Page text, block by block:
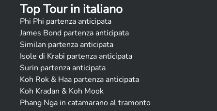
Top Tour in italiano
Phi Phi partenza anticipata
James Bond partenza anticipata
Similan partenza anticipata
Isole di Krabi partenza anticipata
Surin partenza anticipata
Koh Rok & Haa partenza anticipata
Koh Kradan & Koh Mook
Phang Nga in catamarano al tramonto